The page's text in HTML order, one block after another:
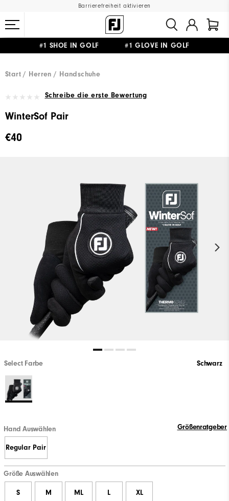
Barrierefreiheit aktivieren
#1 SHOE IN GOLF #1 GLOVE IN GOLF
Start
Herren Handschuhe
Schreibe die erste Bewertung
WinterSof Pair
€40
Select Farbe Schwarz
Hand Auswählen Größenratgeber
Regular Pair
Größe Auswählen
S M ML L XL